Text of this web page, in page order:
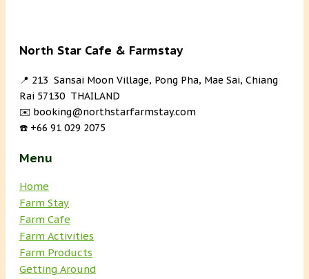
North Star Cafe & Farmstay
📍 213 Sansai Moon Village, Pong Pha, Mae Sai, Chiang
Rai 57130 THAILAND
✉️ booking@northstarfarmstay.com
☎️ +66 91 029 2075
Menu
Home
Farm Stay
Farm Cafe
Farm Activities
Farm Products
Getting Around